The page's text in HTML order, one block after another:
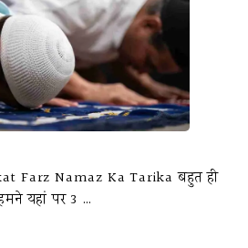
Farz Namaz Ka Tarika बहुत ही
यहां पर 3 …